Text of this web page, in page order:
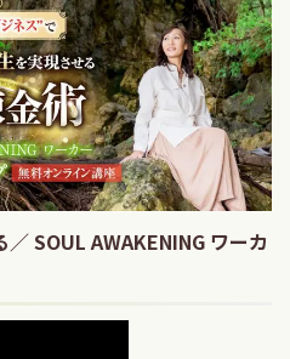
SOUL AWAKENING ワーカ